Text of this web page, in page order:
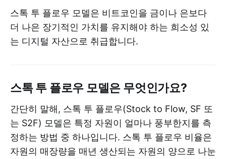
스톡 투 플로우 모델은 비트코인을 금이나 은보다
더 나은 장기적인 가치를 유지해야 하는 희소성 있
는 디지털 자산으로 취급합니다.
스톡 투 플로우 모델은 무엇인가요?
간단히 말해, 스톡 투 플로우(Stock to Flow, SF 또
는 S2F) 모델은 특정 자원이 얼마나 풍부한지를 측
정하는 방법 중 하나입니다. 스톡 투 플로우 비율은
자원의 매장량을 매년 생산되는 자원의 양으로 나눈